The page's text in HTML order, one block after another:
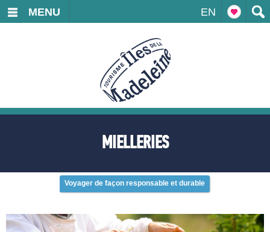
EN
MENU
MIELLERIES
Voyager de façon responsable et durable